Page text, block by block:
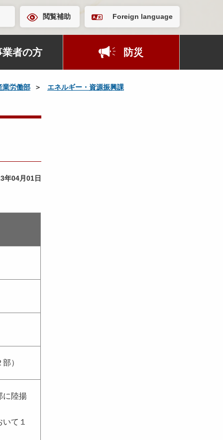
閲覧補助 Foreign language
業者の方 防災
業労働部 エネルギー・資源振興課
年04月01日
）
に陸揚
て１